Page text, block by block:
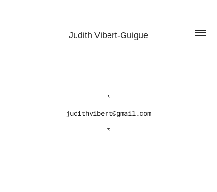
Judith Vibert-Guigue
*
judithvibert@gmail.com
*